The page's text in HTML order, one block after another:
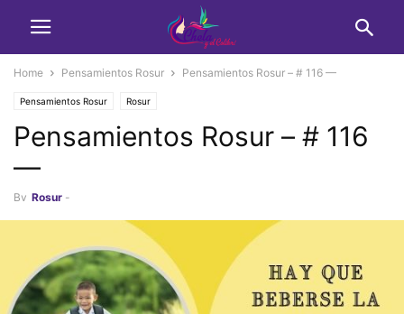
Home Pensamientos Rosur Pensamientos Rosur – # 116 —
Pensamientos Rosur Rosur
Pensamientos Rosur – # 116
—
By Rosur -